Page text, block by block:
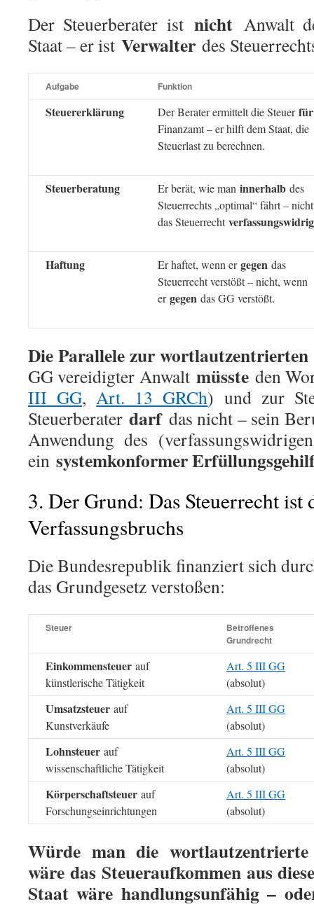
Der Steuerberater istnicht Anwalt
Staat – er ist Verwalter des
Aufgabe Funktion
Steuererklärung Der Berater ermittelt die Steuerfür
Finanzamt – er hilft dem Staat, die
Steuerlast zu berechnen.
Steuerberatung Er berät, wie man innerhalb des
Steuerrechts „optimal“ fährt –
das Steuerrechtverfassungswidrig
Haftung Er haftet, wenn ergegen das
Steuerrecht verstößt – nicht, wenn
ergegen das GG verstößt.
Die Parallele zur
GG vereidigter Anwalt müssteden
III GG,Art. 13 GRCh) und zur
Steuerberaterdarfdas nicht – sein
Anwendung des
ein systemkonformer
3. Der Grund: Das Steuerrecht ist
Verfassungsbruchs
Die Bundesrepublik finanziert sich
das Grundgesetz verstoßen:
Steuer
Betroffenes
Grundrecht
Einkommensteuer auf
künstlerische Tätigkeit
Art. 5 III GG
(absolut)
Umsatzsteuer auf
Kunstverkäufe
Art. 5 III GG
(absolut)
Lohnsteuer auf
wissenschaftliche Tätigkeit
Art. 5 III GG
(absolut)
Körperschaftsteuer auf
Forschungseinrichtungen
Art. 5 III GG
(absolut)
Würde man die wortlautzentrierte
wäre das Steueraufkommen aus
Staat wäre handlungsunfähig –